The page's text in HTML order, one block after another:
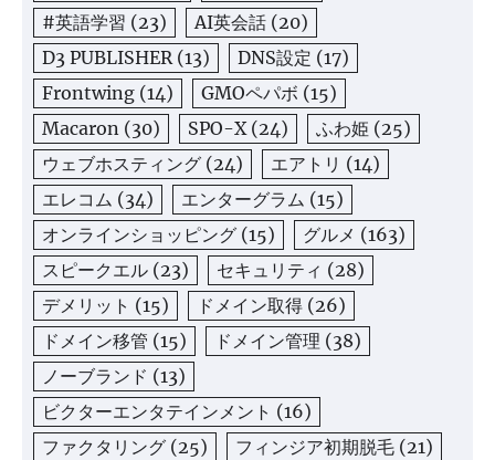
#英語学習 (23) AI英会話 (20)
D3 PUBLISHER(13) DNS設定 (17)
Frontwing (14) GMOペパボ (15)
Macaron (30) SPO-X(24) ふわ姫 (25)
ウェブホスティング (24) エアトリ (14)
エレコム (34) エンターグラム (15)
オンラインショッピング (15) グルメ (163)
スピークエル (23) セキュリティ (28)
デメリット (15) ドメイン取得 (26)
ドメイン移管 (15) ドメイン管理 (38)
ノーブランド (13)
ビクターエンタテインメント (16)
ファクタリング (25) フィンジア初期脱毛 (21)